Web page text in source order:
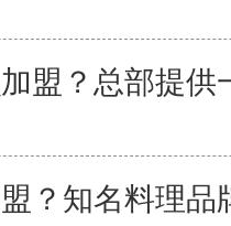
盟？总部提供
？知名料理品